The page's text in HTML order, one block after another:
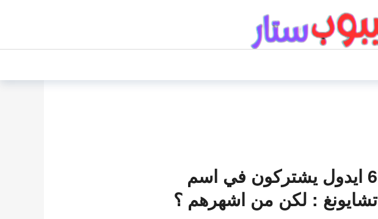
6 ايدول يشتركون في اسم
تشايونغ : لكن من اشهرهم ؟